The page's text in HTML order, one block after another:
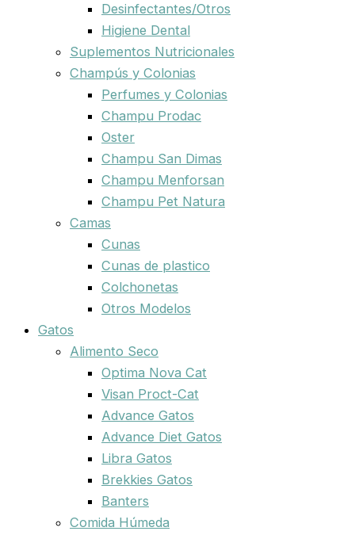
Desinfectantes/Otros
Higiene Dental
Suplementos Nutricionales
Champús y Colonias
Perfumes y Colonias
Champu Prodac
Oster
Champu San Dimas
Champu Menforsan
Champu Pet Natura
Camas
Cunas
Cunas de plastico
Colchonetas
Otros Modelos
Gatos
Alimento Seco
Optima Nova Cat
Visan Proct-Cat
Advance Gatos
Advance Diet Gatos
Libra Gatos
Brekkies Gatos
Banters
Comida Húmeda